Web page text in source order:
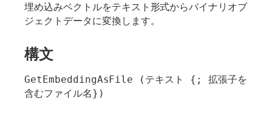
埋め込みベクトルをテキスト形式からバイナリオブ
ジェクトデータに変換します。
構文
GetEmbeddingAsFile (テキスト {; 拡張子を
含むファイル名})